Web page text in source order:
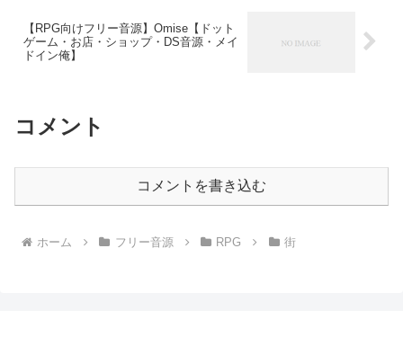
【RPG向けフリー音源】Omise【ドット
ゲーム・お店・ショップ・DS音源・メイ
ドイン俺】
コメント
コメントを書き込む
ホーム フリー音源 RPG 街